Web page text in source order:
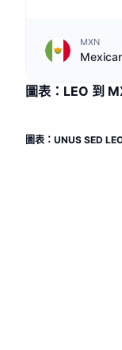
實體世界資
排行榜
熱門
BNB金庫
交易所流入/
指標
迷因探索工具
頂級交易者
去中心化交易所
衍生品
直播
文章
加密貨幣
DEX API
匯率換算
MXN
圖表：LEO 到
圖表：UNUS SED